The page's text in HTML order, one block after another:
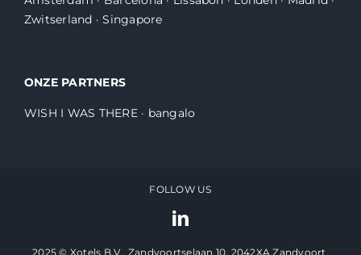
Zwitserland ·Singapore
ONZE PARTNERS
WISH I WAS THERE· bangalo
FOLLOW US
2025 © Xotels B.V., Zandvoortselaan 10, 2042XA Zandvoort,